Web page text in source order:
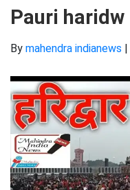
Pauri haridw
By mahendra indianews